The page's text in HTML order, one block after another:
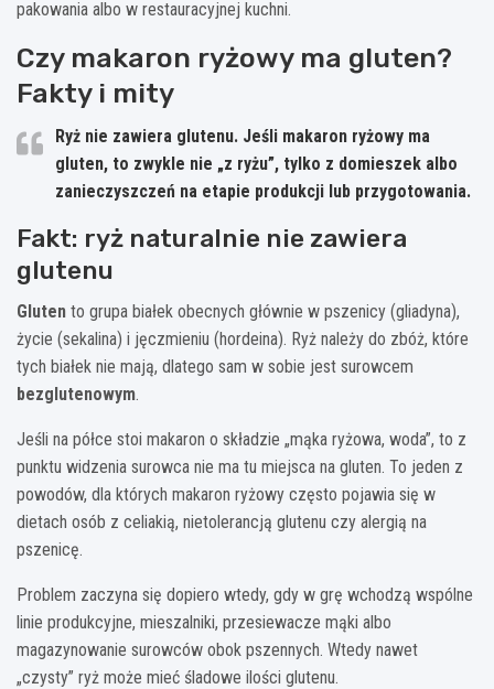
pakowania albo w restauracyjnej kuchni.
Czy makaron ryżowy ma gluten?
Fakty i mity
Ryż nie zawiera glutenu. Jeśli makaron ryżowy ma
gluten, to zwykle nie „z ryżu”, tylko z domieszek albo
zanieczyszczeń na etapie produkcji lub przygotowania.
Fakt: ryż naturalnie nie zawiera
glutenu
Gluten to grupa białek obecnych głównie w pszenicy (gliadyna),
życie (sekalina) i jęczmieniu (hordeina). Ryż należy do zbóż, które
tych białek nie mają, dlatego sam w sobie jest surowcem
bezglutenowym.
Jeśli na półce stoi makaron o składzie „mąka ryżowa, woda”, to z
punktu widzenia surowca nie ma tu miejsca na gluten. To jeden z
powodów, dla których makaron ryżowy często pojawia się w
dietach osób z celiakią, nietolerancją glutenu czy alergią na
pszenicę.
Problem zaczyna się dopiero wtedy, gdy w grę wchodzą wspólne
linie produkcyjne, mieszalniki, przesiewacze mąki albo
magazynowanie surowców obok pszennych. Wtedy nawet
„czysty” ryż może mieć śladowe ilości glutenu.